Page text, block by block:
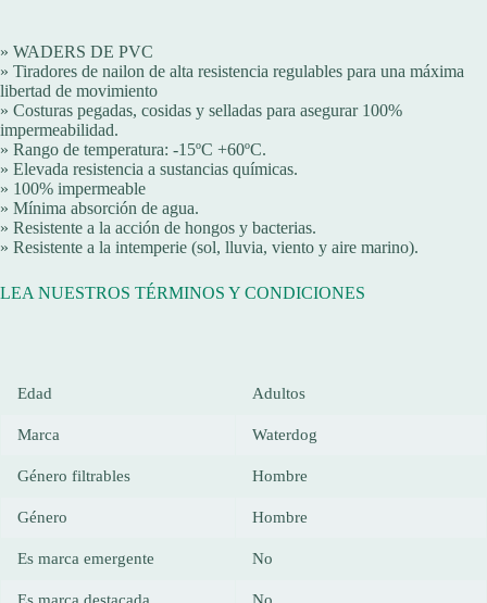
» WADERS DE PVC
» Tiradores de nailon de alta resistencia regulables para una máxima
libertad de movimiento
» Costuras pegadas, cosidas y selladas para asegurar 100%
impermeabilidad.
» Rango de temperatura: -15ºC +60ºC.
» Elevada resistencia a sustancias químicas.
» 100% impermeable
» Mínima absorción de agua.
» Resistente a la acción de hongos y bacterias.
» Resistente a la intemperie (sol, lluvia, viento y aire marino).
LEA NUESTROS TÉRMINOS Y CONDICIONES
Edad Adultos
Marca Waterdog
Género filtrables Hombre
Género Hombre
Es marca emergente No
Es marca destacada No